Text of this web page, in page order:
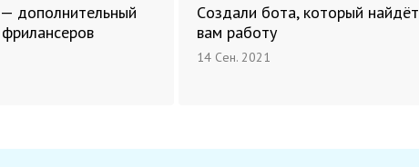
дополнительный
Cоздали бота, который найдёт
вам работу
14 Сен. 2021